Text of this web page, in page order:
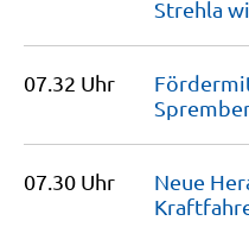
Strehla
07.32 Uhr
07.30 Uhr
Neue